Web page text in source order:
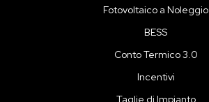
Fotovoltaico a Noleggio
BESS
Conto Termico 3.0
Incentivi
Taglie di Impianto